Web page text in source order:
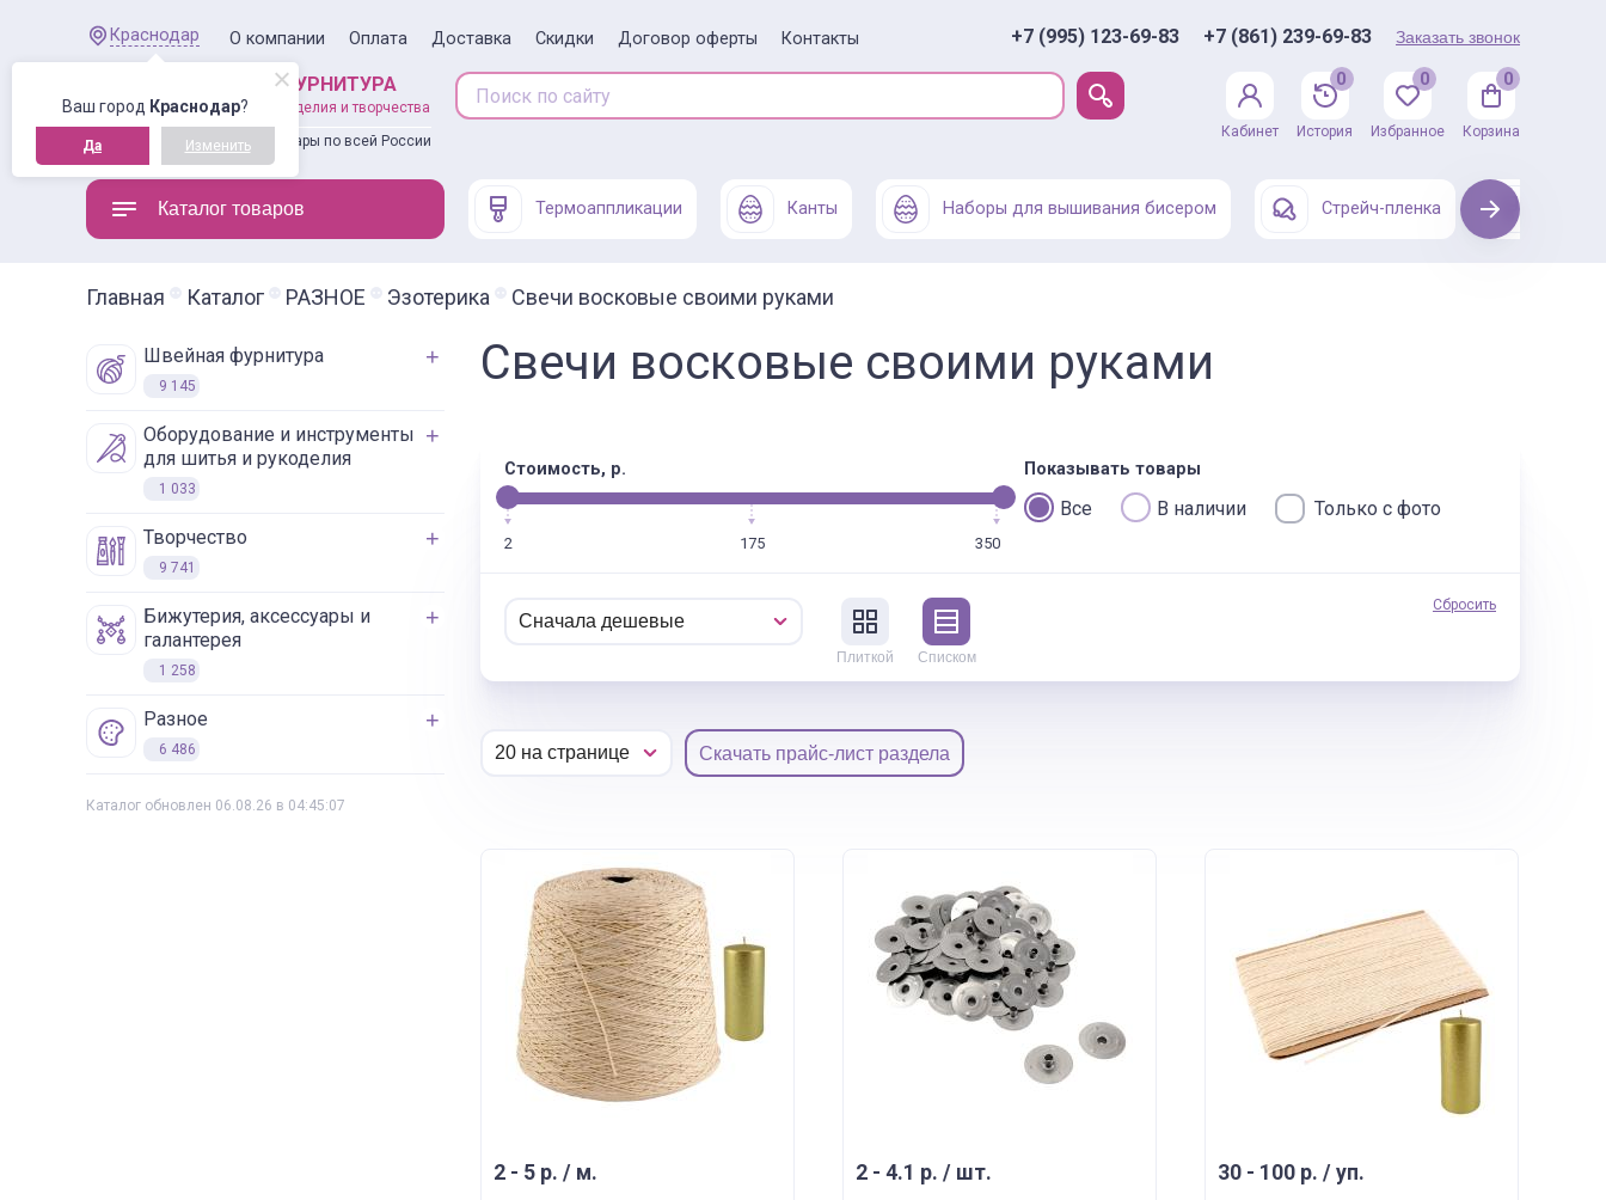
Ваш город Краснодар?
Да Изменить
Краснодар О компании Оплата Доставка Скидки Договор оферты Контакты +7 (995) 123-69-83 +7 (861) 239-69-83 Заказать звонок
ШВЕЙНАЯ ФУРНИТУРА
товары для рукоделия и творчества
Доставляем товары по всей России
Кабинет
0
История
0
Избранное
0
Корзина
Каталог товаров Термоаппликации Канты Наборы для вышивания бисером Стрейч-пленка Next
Главная Каталог РАЗНОЕ Эзотерика Свечи восковые своими руками
швейная фурнитура
9 145
оборудование и инструменты
для шитья и рукоделия
1 033
творчество
9 741
бижутерия, аксессуары и
галантерея
1 258
разное
6 486
Каталог обновлен 06.08.26 в 04:45:07
Свечи восковые своими руками
Стоимость, р.
2 175 350
Показывать товары
Все В наличии Только с фото
Плиткой Списком
Сбросить
Скачать прайс-лист раздела
2 - 5 р. / м. 2 - 4.1 р. / шт. 30 - 100 р. / уп.